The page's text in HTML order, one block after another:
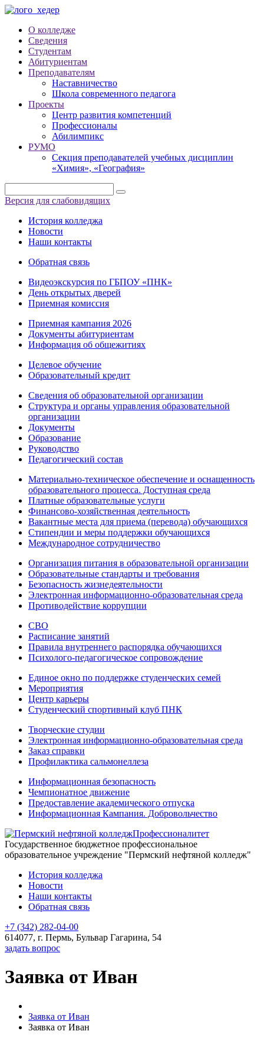
О колледже
Сведения
Студентам
Абитуриентам
Преподавателям
Наставничество
Школа современного педагога
Проекты
Центр развития компетенций
Профессионалы
Абилимпикс
РУМО
Секция преподавателей учебных дисциплин
«Химия», «География»
Версия для слабовидящих
История колледжа
Новости
Наши контакты
Обратная связь
Видеоэкскурсия по ГБПОУ «ПНК»
День открытых дверей
Приемная комиссия
Приемная кампания 2026
Дoкументы абитуриентам
Информация об общежитиях
Целевое обучение
Образовательный кредит
Сведения об образовательной организации
Структура и органы управления образовательной
организации
Документы
Образование
Руководство
Педагогический состав
Материально-техническое обеспечение и оснащенность
образовательного процесса. Доступная среда
Платные образовательные услуги
Финансово-хозяйственная деятельность
Вакантные места для приема (перевода) обучающихся
Стипендии и меры поддержки обучающихся
Международное сотрудничество
Организация питания в образовательной организации
Образовательные стандарты и требования
Безопасность жизнедеятельности
Электронная информационно-образовательная среда
Противодействие коррупции
СВО
Расписание занятий
Правила внутреннего распорядка обучающихся
Психолого-педагогическое сопровождение
Единое окно по поддержке студенческих семей
Мероприятия
Центр карьеры
Студенческий спортивный клуб ПНК
Творческие студии
Электронная информационно-образовательная среда
Заказ справки
Профилактика сальмонеллеза
Информационная безопасность
Чемпионатное движение
Предоставление академического отпуска
Информационная Кампания. Добровольчество
Профессионалитет
Государственное бюджетное профессиональное
образовательное учреждение "Пермский нефтяной колледж"
История колледжа
Новости
Наши контакты
Обратная связь
+7 (342) 282-04-00
614077, г. Пермь, Бульвар Гагарина, 54
задать вопрос
Заявка от Иван
Заявка от Иван
Заявка от Иван